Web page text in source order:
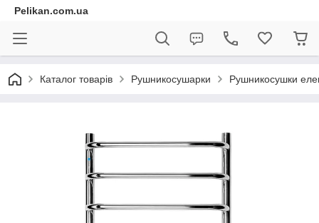
Pelikan.com.ua
Каталог товарів Рушникосушарки Рушникосушки